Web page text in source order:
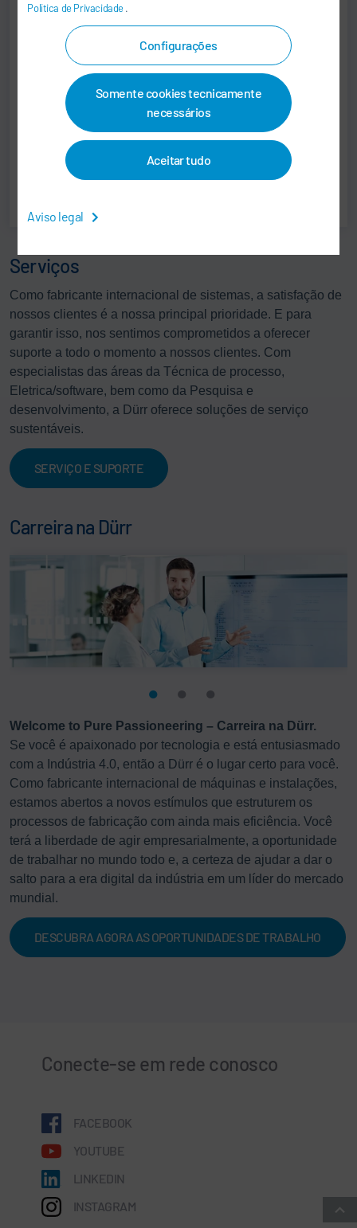
Política de Privacidade .
Configurações
Somente cookies tecnicamente
necessários
Aceitar tudo
Aviso legal
Dürr (Thailand) Co., Ltd.
631 Media Gallery Building, 2nd Floor, Nonsee Rd.,
Chongnonsee, Yannawa
10120 Bangkok
Tailândia
Serviços
Como fabricante internacional de sistemas, a satisfação de
nossos clientes é a nossa principal prioridade. E para
garantir isso, nos sentimos comprometidos a oferecer
suporte a todo o momento a nossos clientes. Com
especialistas das áreas da Técnica de processo,
Eletrica/software, bem como da Pesquisa e
desenvolvimento, a Dürr oferece soluções de serviço
sustentáveis.
SERVIÇO E SUPORTE
Carreira na Dürr
Welcome to Pure Passioneering – Carreira na Dürr.
Se você é apaixonado por tecnologia e está entusiasmado
com a Indústria 4.0, então a Dürr é o lugar certo para você.
Como fabricante internacional de máquinas e instalações,
estamos abertos a novos estímulos que estruturem os
processos de fabricação com ainda mais eficiência. Você
terá a liberdade de agir empresarialmente, a oportunidade
de trabalhar no mundo todo e, a certeza de ajudar a dar o
salto para a era digital da indústria em um líder do mercado
mundial.
DESCUBRA AGORA AS OPORTUNIDADES DE TRABALHO
Conecte-se em rede conosco
FACEBOOK
YOUTUBE
LINKEDIN
INSTAGRAM